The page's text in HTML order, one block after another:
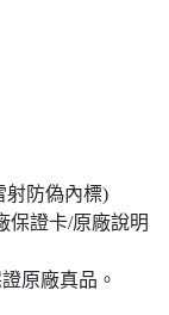
射防偽內標)
保證卡/原廠說明
原廠真品。